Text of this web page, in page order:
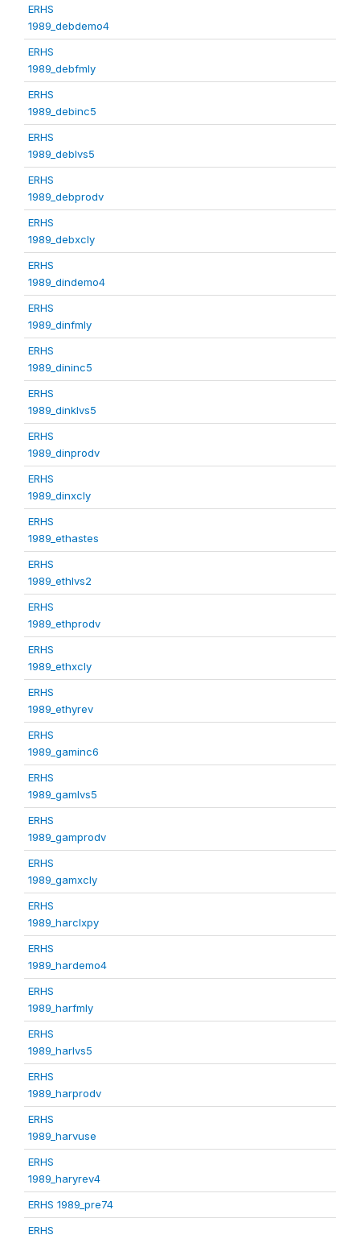
ERHS
1989_debdemo4
ERHS
1989_debfmly
ERHS
1989_debinc5
ERHS
1989_deblvs5
ERHS
1989_debprodv
ERHS
1989_debxcly
ERHS
1989_dindemo4
ERHS
1989_dinfmly
ERHS
1989_dininc5
ERHS
1989_dinklvs5
ERHS
1989_dinprodv
ERHS
1989_dinxcly
ERHS
1989_ethastes
ERHS
1989_ethlvs2
ERHS
1989_ethprodv
ERHS
1989_ethxcly
ERHS
1989_ethyrev
ERHS
1989_gaminc6
ERHS
1989_gamlvs5
ERHS
1989_gamprodv
ERHS
1989_gamxcly
ERHS
1989_harclxpy
ERHS
1989_hardemo4
ERHS
1989_harfmly
ERHS
1989_harlvs5
ERHS
1989_harprodv
ERHS
1989_harvuse
ERHS
1989_haryrev4
ERHS 1989_pre74
ERHS